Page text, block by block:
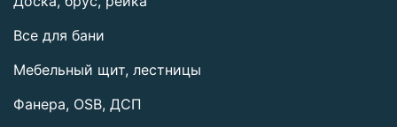
Все для бани
Мебельный щит, лестницы
Фанера, OSB, ДСП